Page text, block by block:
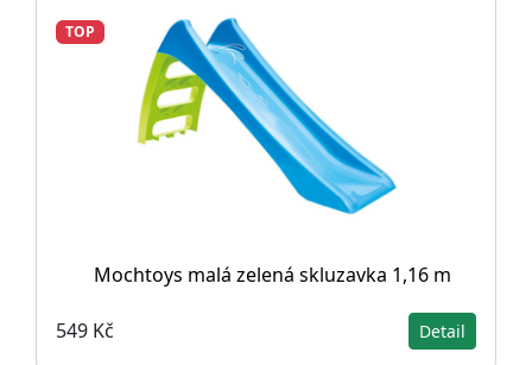
TOP
Mochtoys malá zelená skluzavka 1,16 m
549 Kč Detail